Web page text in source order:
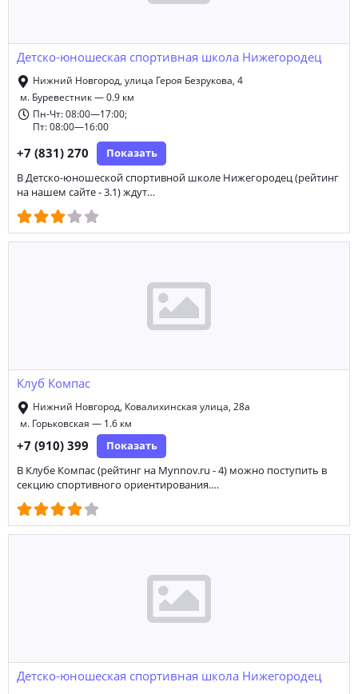
Детско-юношеская спортивная школа Нижегородец
Нижний Новгород, улица Героя Безрукова, 4
м. Буревестник — 0.9 км
Пн-Чт: 08:00—17:00;
Пт: 08:00—16:00
+7 (831) 270 Показать
В Детско-юношеской спортивной школе Нижегородец (рейтинг
на нашем сайте - 3.1) ждут…
Клуб Компас
Нижний Новгород, Ковалихинская улица, 28а
м. Горьковская — 1.6 км
+7 (910) 399 Показать
В Клубе Компас (рейтинг на Mynnov.ru - 4) можно поступить в
секцию спортивного ориентирования.…
Детско-юношеская спортивная школа Нижегородец